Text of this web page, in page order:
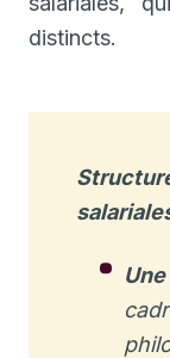
distincts.
Une